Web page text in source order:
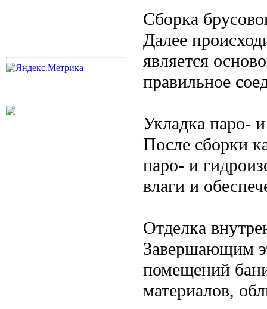
Сборка
Далее
является
правильное
Укладка паро-
После сборки
паро- и
влаги и
Отделка
Завершающим
помещений
материалов,